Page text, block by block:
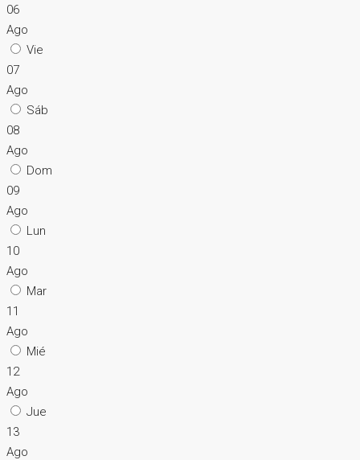
06
Ago
Vie
07
Ago
Sáb
08
Ago
Dom
09
Ago
Lun
10
Ago
Mar
11
Ago
Mié
12
Ago
Jue
13
Ago